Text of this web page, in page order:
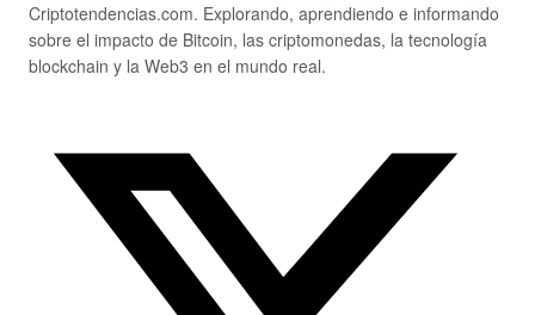
Criptotendencias.com. Explorando, aprendiendo e informando
sobre el impacto de Bitcoin, las criptomonedas, la tecnología
blockchain y la Web3 en el mundo real.